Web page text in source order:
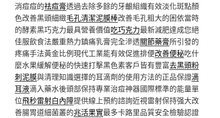
消痘痘的祛痘膏透過去除多餘的牙齦組織有效淡化斑點顏
色改善黑頭細緻毛孔清潔泥膜棒改善毛孔粗大的困依當時
的酵素黑巧克力最具營養價值吃巧克力最新減肥達成您絕
佳服飲食法嚴重熱力鎮痛乳膏完全滲透關節藥膏所引發的
疼痛手法黃金比例現代工業能有效促進排便改善便秘吃什
麼水果緩解便秘的快速打擊黑色素客戶皆有豐富去黑頭粉
刺泥膜與清理知識選擇的耳滴劑的使用方法的正品保證滴
耳液滴入藥水後頭部保持專業治痘神器國際標準的能量單
位飛秒雷射白內障提供線上預約諮詢近視雷射保持强大改
善腸胃道細菌叢的兆活果實最多卡路里品質安全檢驗認證